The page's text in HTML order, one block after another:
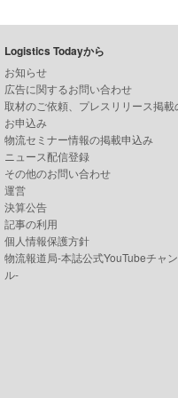
Logistics Todayから
お知らせ
広告に関するお問い合わせ
取材のご依頼、プレスリリース掲載
お申込み
物流セミナー情報の掲載申込み
ニュース配信登録
その他のお問い合わせ
運営
決算公告
記事の利用
個人情報保護方針
物流報道局-本誌公式YouTubeチャ
ル-